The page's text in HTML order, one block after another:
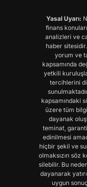
Yasal Uyarı:
finans
analizleri ve
haber
yorum ve
kapsamında
yetkili
tercihlerini
kapsamındaki
üzere tüm
dayanak
teminat,
edinilmesi
hiçbir şekil ve
olmaksızın söz
silebilir. Bu
dayanarak
uygun